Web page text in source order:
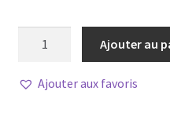
Xing
Ajouter au
Ajouter aux favoris